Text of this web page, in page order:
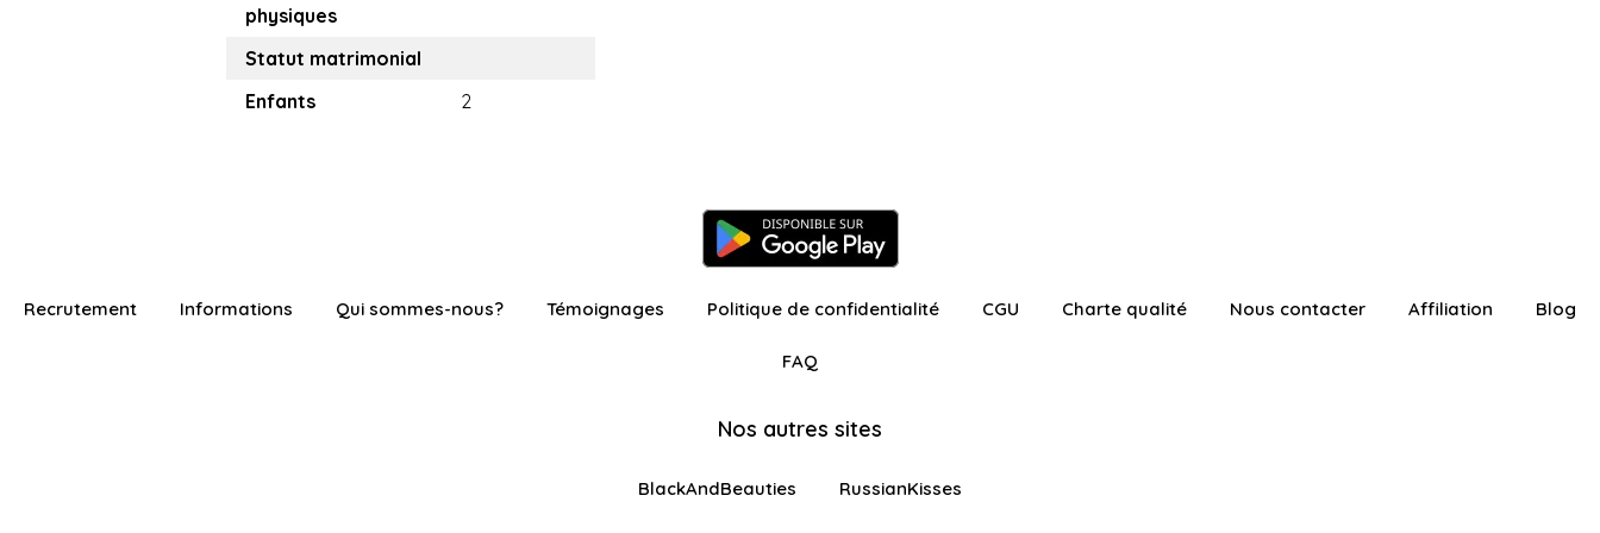
physiques
Statut matrimonial
Enfants
2
Recrutement Informations Qui sommes-nous? Témoignages Politique de confidentialité CGU Charte qualité Nous contacter Affiliation Blog
FAQ
Nos autres sites
BlackAndBeauties RussianKisses